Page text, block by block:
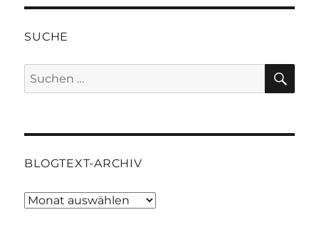
SUCHE
Suchen
nach:
BLOGTEXT-ARCHIV
Blogtext-